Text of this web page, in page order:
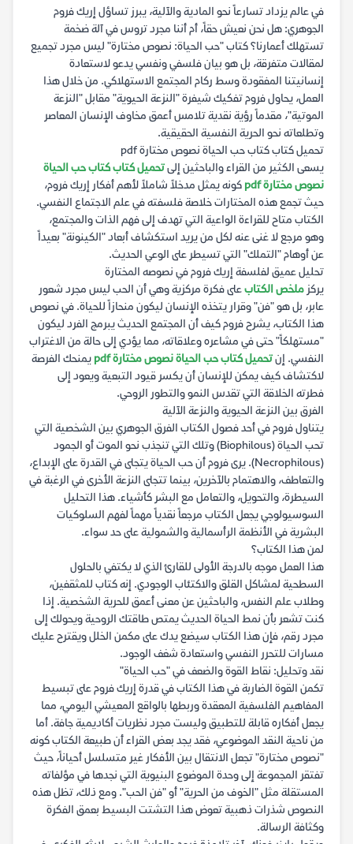
في عالم يزداد تسارعاً نحو المادية والآلية، يبرز تساؤل إريك فروم
الجوهري: هل نحن نعيش حقاً، أم أننا مجرد تروس في آلة ضخمة
تستهلك أعمارنا؟ كتاب "حب الحياة: نصوص مختارة" ليس مجرد تجميع
لمقالات متفرقة، بل هو بيان فلسفي ونفسي يدعو لاستعادة
إنسانيتنا المفقودة وسط ركام المجتمع الاستهلاكي. من خلال هذا
العمل، يحاول فروم تفكيك شيفرة "النزعة الحيوية" مقابل "النزعة
الموتية"، مقدماً رؤية نقدية تلامس أعمق مخاوف الإنسان المعاصر
وتطلعاته نحو الحرية النفسية الحقيقية.
تحميل كتاب كتاب حب الحياة نصوص مختارة pdf
يسعى الكثير من القراء والباحثين إلىتحميل كتاب كتاب حب الحياة
نصوص مختارة pdf
كونه يمثل مدخلاً شاملاً لأهم أفكار إريك فروم،
حيث تجمع هذه المختارات خلاصة فلسفته في علم الاجتماع النفسي.
الكتاب متاح للقراءة الواعية التي تهدف إلى فهم الذات والمجتمع،
وهو مرجع لا غنى عنه لكل من يريد استكشاف أبعاد "الكينونة" بعيداً
عن أوهام "التملك" التي تسيطر على الوعي الحديث.
تحليل عميق لفلسفة إريك فروم في نصوصه المختارة
يركز ملخص الكتابعلى فكرة مركزية وهي أن الحب ليس مجرد شعور
عابر، بل هو "فن" وقرار يتخذه الإنسان ليكون منحازاً للحياة. في نصوص
هذا الكتاب، يشرح فروم كيف أن المجتمع الحديث يبرمج الفرد ليكون
"مستهلكاً" حتى في مشاعره وعلاقاته، مما يؤدي إلى حالة من الاغتراب
النفسي. إنتحميل كتاب حب الحياة نصوص مختارة pdf
يمنحك الفرصة
لاكتشاف كيف يمكن للإنسان أن يكسر قيود التبعية ويعود إلى
فطرته الخلاقة التي تقدس النمو والتطور الروحي.
الفرق بين النزعة الحيوية والنزعة الآلية
يتناول فروم في أحد فصول الكتاب الفرق الجوهري بين الشخصية التي
تحب الحياة (Biophilous) وتلك التي تنجذب نحو الموت أو الجمود
(Necrophilous). يرى فروم أن حب الحياة يتجلى في القدرة على الإبداع،
والتعاطف، والاهتمام بالآخرين، بينما تتجلى النزعة الأخرى في الرغبة في
السيطرة، والتحويل، والتعامل مع البشر كأشياء. هذا التحليل
السوسيولوجي يجعل الكتاب مرجعاً نقدياً مهماً لفهم السلوكيات
البشرية في الأنظمة الرأسمالية والشمولية على حد سواء.
لمن هذا الكتاب؟
هذا العمل موجه بالدرجة الأولى للقارئ الذي لا يكتفي بالحلول
السطحية لمشاكل القلق والاكتئاب الوجودي. إنه كتاب للمثقفين،
وطلاب علم النفس، والباحثين عن معنى أعمق للحرية الشخصية. إذا
كنت تشعر بأن نمط الحياة الحديث يمتص طاقتك الروحية ويحولك إلى
مجرد رقم، فإن هذا الكتاب سيضع يدك على مكمن الخلل ويقترح عليك
مسارات للتحرر النفسي واستعادة شغف الوجود.
نقد وتحليل: نقاط القوة والضعف في "حب الحياة"
تكمن القوة الضاربة في هذا الكتاب في قدرة إريك فروم على تبسيط
المفاهيم الفلسفية المعقدة وربطها بالواقع المعيشي اليومي، مما
يجعل أفكاره قابلة للتطبيق وليست مجرد نظريات أكاديمية جافة. أما
من ناحية النقد الموضوعي، فقد يجد بعض القراء أن طبيعة الكتاب كونه
"نصوص مختارة" تجعل الانتقال بين الأفكار غير متسلسل أحياناً، حيث
تفتقر المجموعة إلى وحدة الموضوع البنيوية التي نجدها في مؤلفاته
المستقلة مثل "الخوف من الحرية" أو "فن الحب". ومع ذلك، تظل هذه
النصوص شذرات ذهبية تعوض هذا التشتت البسيط بعمق الفكرة
وكثافة الرسالة.